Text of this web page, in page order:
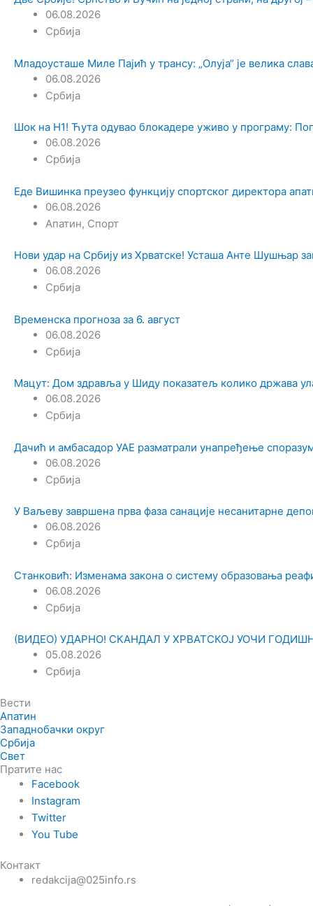
06.08.2026
Србија
Младоусташе Миле Пајић у трансу: „Олуја“ је велика
06.08.2026
Србија
Шок на Н1! Ћута одувао блокадере уживо у програму:
06.08.2026
Србија
Еде Вишинка преузео функцију спортског директора
06.08.2026
Апатин, Спорт
Нови удар на Србију из Хрватске! Усташа Анте Шушњар
06.08.2026
Србија
Временска прогноза за 6. август
06.08.2026
Србија
Мацут: Дом здравља у Шиду показатељ колико држава
06.08.2026
Србија
Дачић и амбасадор УАЕ разматрали унапређење
06.08.2026
Србија
У Ваљеву завршена прва фаза санације несанитарне
06.08.2026
Србија
Станковић: Изменама закона о систему образовања
06.08.2026
Србија
(ВИДЕО) УДАРНО! СКАНДАЛ У ХРВАТСКОЈ УОЧИ
05.08.2026
Србија
Вести
Апатин
Западнобачки округ
Србија
Свет
Пратите нас
Facebook
Instagram
Twitter
You Tube
Контакт
redakcija@025info.rs